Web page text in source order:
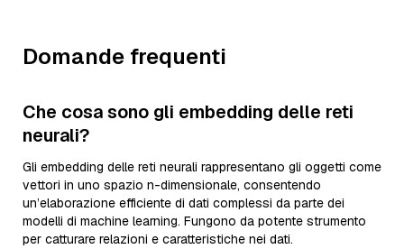
Domande frequenti
Che cosa sono gli embedding delle reti
neurali?
Gli embedding delle reti neurali rappresentano gli oggetti come
vettori in uno spazio n-dimensionale, consentendo
un’elaborazione efficiente di dati complessi da parte dei
modelli di machine learning. Fungono da potente strumento
per catturare relazioni e caratteristiche nei dati.